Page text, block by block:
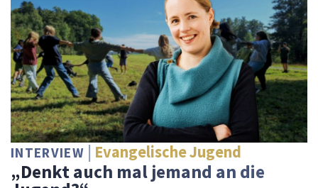
INTERVIEW Evangelische Jugend
„Denkt auch mal jemand an die